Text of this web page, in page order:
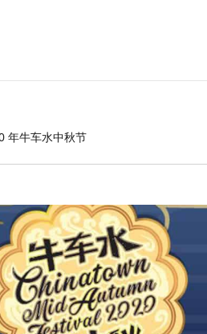
年牛车水中秋节